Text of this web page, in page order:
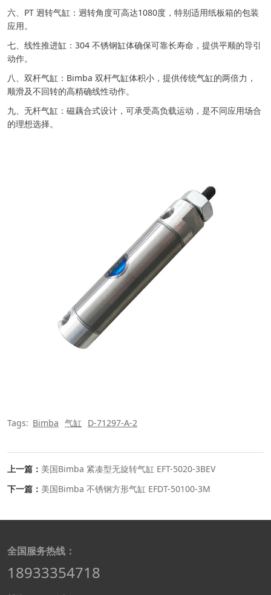
六、PT 迥转气缸：迥转角度可高达1080度，特别适用纸板箱的包装
应用。
七、线性推进缸：304 不锈钢缸体确保可靠长寿命，提供平顺的导引
动作。
八、双杆气缸：Bimba 双杆气缸体积小，提供传统气缸的两倍力，
顺滑及不回转的高精确线性动作。
九、无杆气缸：磁藕合式设计，可承受高负载运动，是不同应用场合
的理想选择。
Tags: Bimba 气缸 D-71297-A-2
上一篇： 美国Bimba 紧凑型无旋转气缸 EFT-5020-3BEV
下一篇： 美国Bimba 不锈钢方形气缸 EFDT-50100-3M
全国服务热线：
18933354718